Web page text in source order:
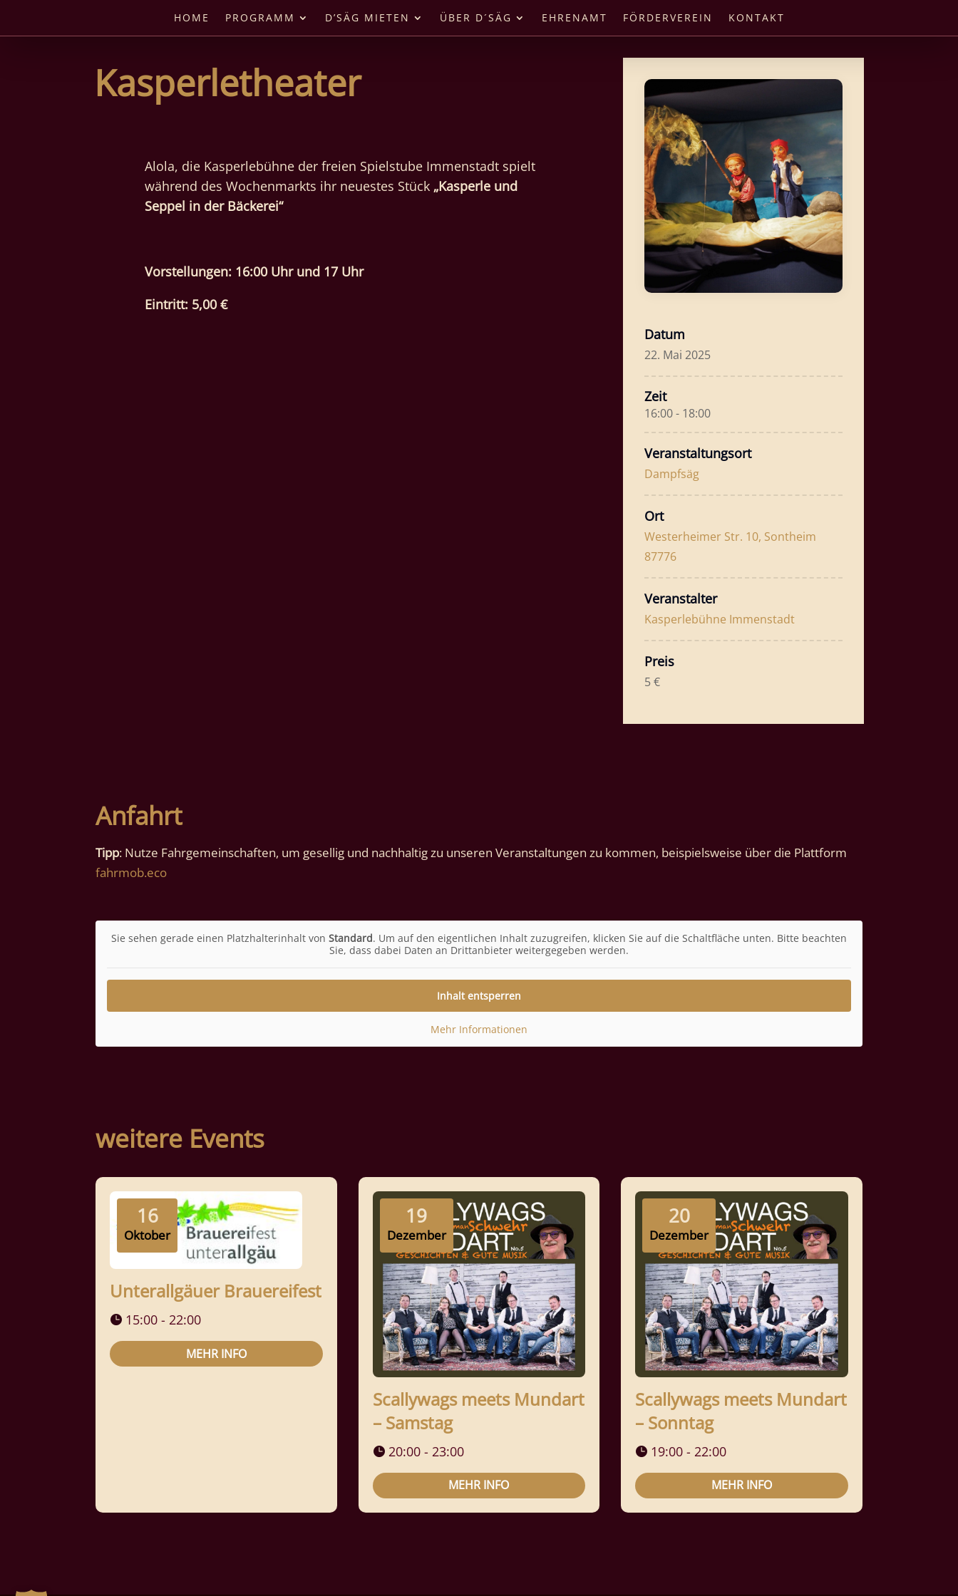
HOME PROGRAMM D’SÄG MIETEN ÜBER D´SÄG EHRENAMT FÖRDERVEREIN KONTAKT
Kasperletheater
Alola, die Kasperlebühne der freien Spielstube Immenstadt spielt
während des Wochenmarkts ihr neuestes Stück „Kasperle und
Seppel in der Bäckerei“
Vorstellungen: 16:00 Uhr und 17 Uhr
Eintritt: 5,00 €
Datum
22. Mai 2025
Zeit
16:00 - 18:00
Veranstaltungsort
Dampfsäg
Ort
Westerheimer Str. 10, Sontheim
87776
Veranstalter
Kasperlebühne Immenstadt
Preis
5 €
Anfahrt
Tipp: Nutze Fahrgemeinschaften, um gesellig und nachhaltig zu unseren Veranstaltungen zu kommen, beispielsweise über die Plattform
fahrmob.eco
Sie sehen gerade einen Platzhalterinhalt von Standard. Um auf den eigentlichen Inhalt zuzugreifen, klicken Sie auf die Schaltfläche unten. Bitte beachten
Sie, dass dabei Daten an Drittanbieter weitergegeben werden.
Inhalt entsperren
Mehr Informationen
weitere Events
16
Oktober
Unterallgäuer Brauereifest
15:00 - 22:00
MEHR INFO
19
Dezember
Scallywags meets Mundart
– Samstag
20:00 - 23:00
MEHR INFO
20
Dezember
Scallywags meets Mundart
– Sonntag
19:00 - 22:00
MEHR INFO